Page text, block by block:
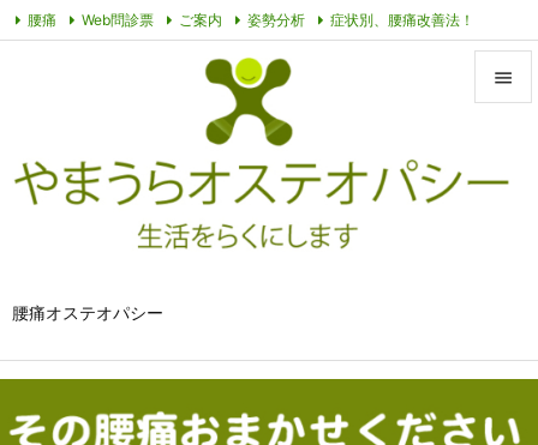
腰痛オステオパシー



腰痛 Web問診票 ご案内 姿勢分析 症状別、腰痛改善法！
その他動画